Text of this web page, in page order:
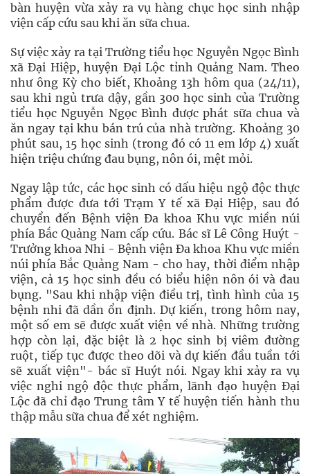
bàn huyện vừa xảy ra vụ hàng chục học sinh nhập
viện cấp cứu sau khi ăn sữa chua.
Sự việc xảy ra tại Trường tiểu học Nguyễn Ngọc Bình
xã Đại Hiệp, huyện Đại Lộc tỉnh Quảng Nam. Theo
như ông Kỳ cho biết, Khoảng 13h hôm qua (24/11),
sau khi ngủ trưa dậy, gần 300 học sinh của Trường
tiểu học Nguyễn Ngọc Bình được phát sữa chua và
ăn ngay tại khu bán trú của nhà trường. Khoảng 30
phút sau, 15 học sinh (trong đó có 11 em lớp 4) xuất
hiện triệu chứng đau bụng, nôn ói, mệt mỏi.
Ngay lập tức, các học sinh có dấu hiệu ngộ độc thực
phẩm được đưa tới Trạm Y tế xã Đại Hiệp, sau đó
chuyển đến Bệnh viện Đa khoa Khu vực miền núi
phía Bắc Quảng Nam cấp cứu. Bác sĩ Lê Công Huýt -
Trưởng khoa Nhi - Bệnh viện Đa khoa Khu vực miền
núi phía Bắc Quảng Nam - cho hay, thời điểm nhập
viện, cả 15 học sinh đều có biểu hiện nôn ói và đau
bụng. "Sau khi nhập viện điều trị, tình hình của 15
bệnh nhi đã dần ổn định. Dự kiến, trong hôm nay,
một số em sẽ được xuất viện về nhà. Những trường
hợp còn lại, đặc biệt là 2 học sinh bị viêm đường
ruột, tiếp tục được theo dõi và dự kiến đầu tuần tới
sẽ xuất viện"- bác sĩ Huýt nói. Ngay khi xảy ra vụ
việc nghi ngộ độc thực phẩm, lãnh đạo huyện Đại
Lộc đã chỉ đạo Trung tâm Y tế huyện tiến hành thu
thập mẫu sữa chua để xét nghiệm.